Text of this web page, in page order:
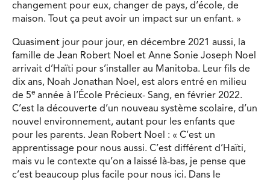
changement pour eux, changer de pays, d’école, de
maison. Tout ça peut avoir un impact sur un enfant. »
Quasiment jour pour jour, en décembre 2021 aussi, la
famille de Jean Robert Noel et Anne Sonie Joseph Noel
arrivait d’Haïti pour s’installer au Manitoba. Leur fils de
dix ans, Noah Jonathan Noel, est alors entré en milieu
de 5e année à l’École Précieux- Sang, en février 2022.
C’est la découverte d’un nouveau système scolaire, d’un
nouvel environnement, autant pour les enfants que
pour les parents. Jean Robert Noel : « C’est un
apprentissage pour nous aussi. C’est différent d’Haïti,
mais vu le contexte qu’on a laissé là-bas, je pense que
c’est beaucoup plus facile pour nous ici. Dans le